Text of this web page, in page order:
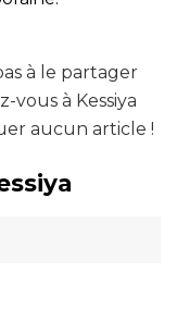
à le partager
vous à Kessiya
aucun article !